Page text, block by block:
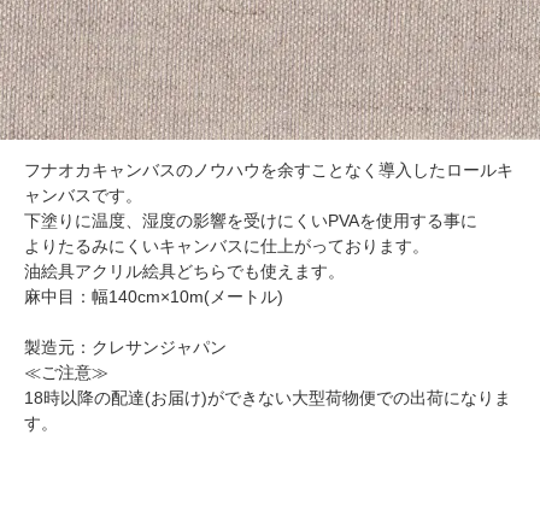
フナオカキャンバスのノウハウを余すことなく導入したロールキ
ャンバスです。
下塗りに温度、湿度の影響を受けにくいPVAを使用する事に
よりたるみにくいキャンバスに仕上がっております。
油絵具アクリル絵具どちらでも使えます。
麻中目：幅140cm×10m(メートル)
製造元：クレサンジャパン
≪ご注意≫
18時以降の配達(お届け)ができない大型荷物便での出荷になりま
す。